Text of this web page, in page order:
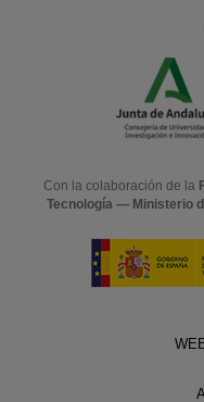
Con la colaboración de la
Tecnología — Ministerio